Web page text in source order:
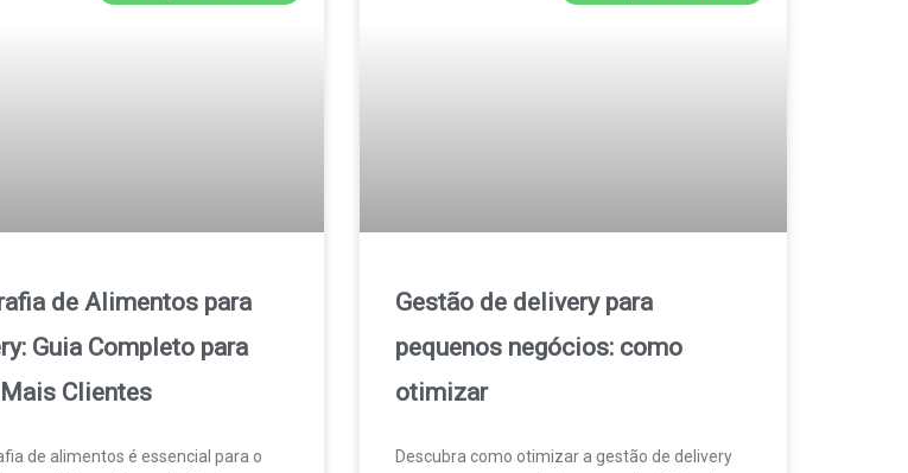
de Alimentos para
Guia Completo para
Clientes
de alimentos é essencial para o
Gestão de delivery para
pequenos negócios: como
otimizar
Descubra como otimizar a gestão de delivery